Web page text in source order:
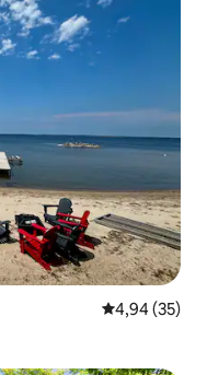
Évaluation
4,94 (35)